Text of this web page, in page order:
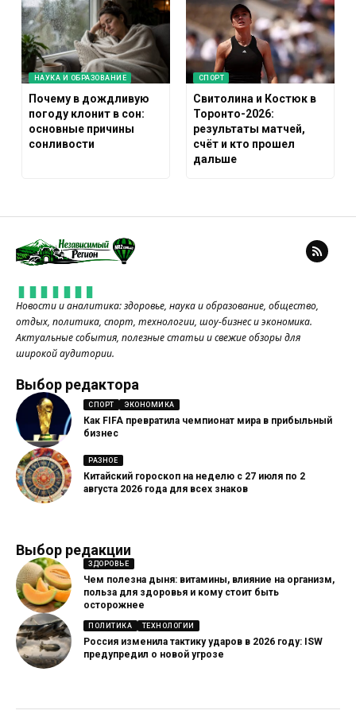
НАУКА И ОБРАЗОВАНИЕ
Почему в дождливую
погоду клонит в сон:
основные причины
сонливости
СПОРТ
Свитолина и Костюк в
Торонто-2026:
результаты матчей,
счёт и кто прошел
дальше
Новости и аналитика: здоровье, наука и образование, общество,
отдых, политика, спорт, технологии, шоу-бизнес и экономика.
Актуальные события, полезные статьи и свежие обзоры для
широкой аудитории.
Выбор редактора
СПОРТ ЭКОНОМИКА
Как FIFA превратила чемпионат мира в прибыльный
бизнес
РАЗНОЕ
Китайский гороскоп на неделю с 27 июля по 2
августа 2026 года для всех знаков
Выбор редакции
ЗДОРОВЬЕ
Чем полезна дыня: витамины, влияние на организм,
польза для здоровья и кому стоит быть
осторожнее
ПОЛИТИКА ТЕХНОЛОГИИ
Россия изменила тактику ударов в 2026 году: ISW
предупредил о новой угрозе